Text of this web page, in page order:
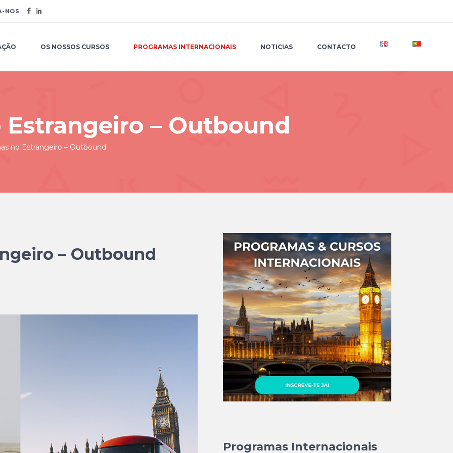
NOS
OS NOSSOS CURSOS PROGRAMAS INTERNACIONAIS NOTICIAS CONTACTO
OS NOSSOS CURSOS
Estrangeiro – Outbound
no Estrangeiro – Outbound
– Outbound
Programas Internacionais